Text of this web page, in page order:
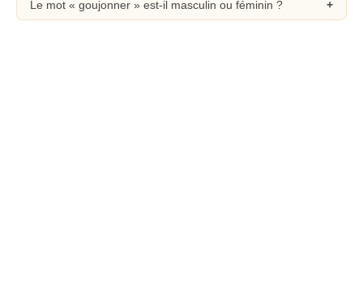
Le mot « goujonner » est-il masculin ou féminin ?